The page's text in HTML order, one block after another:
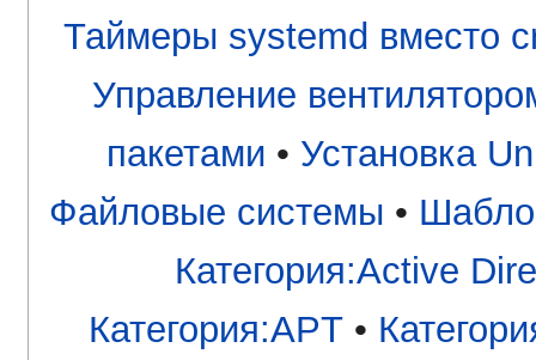
Таймеры systemd вместо
Управление
пакетами • Установка
Файловые системы •
Категория:Active
Категория:APT•